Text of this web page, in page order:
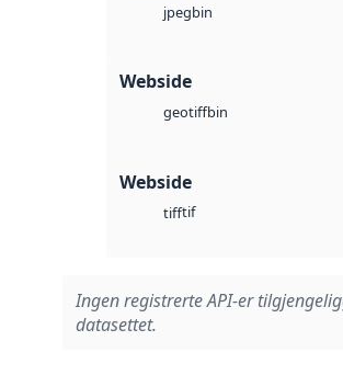
jpegbin
Webside
geotiffbin
Webside
tifftif
Ingen registrerte API-er
datasettet.